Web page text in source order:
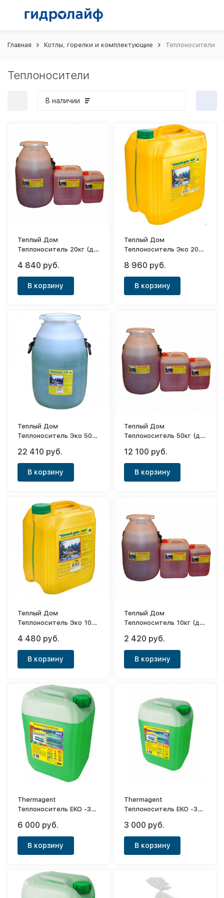
Главная Котлы, горелки и комплектующие Теплоносители
Теплоносители
В наличии
Теплый Дом
Теплоноситель 20кг (до
4 840 руб.
В корзину
Теплый Дом
Теплоноситель Эко 20кг
8 960 руб.
В корзину
Теплый Дом
Теплоноситель Эко 50кг
22 410 руб.
В корзину
Теплый Дом
Теплоноситель 50кг (до
12 100 руб.
В корзину
Теплый Дом
Теплоноситель Эко 10кг
4 480 руб.
В корзину
Теплый Дом
Теплоноситель 10кг (до
2 420 руб.
В корзину
Thermagent
Теплоноситель EKO -30,
6 000 руб.
В корзину
Thermagent
Теплоноситель EKO -30,
3 000 руб.
В корзину